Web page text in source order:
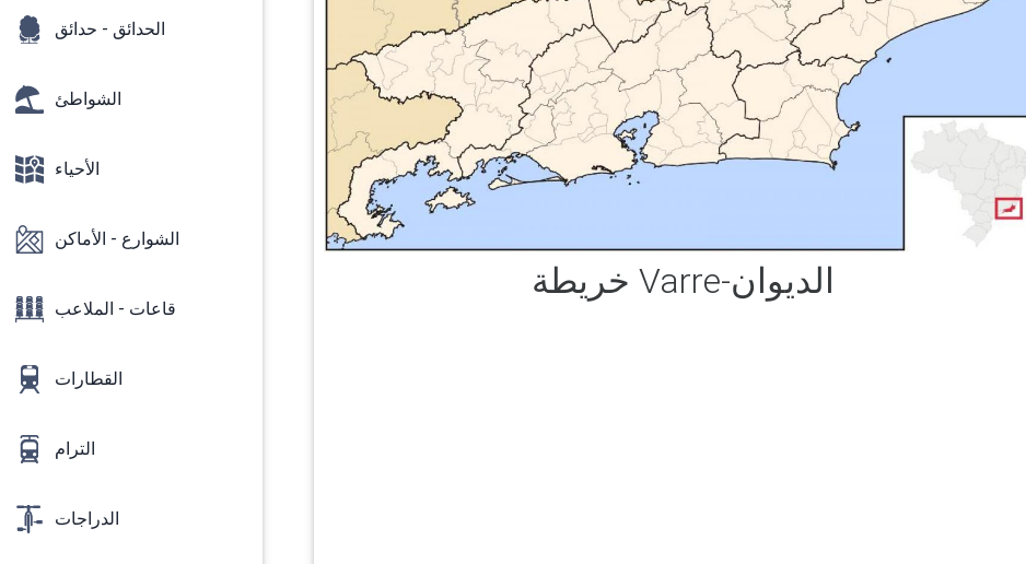
الحدائق - حدائق
الشواطئ
الأحياء
الشوارع - الأماكن
قاعات - الملاعب
القطارات
الترام
الدراجات
خريطة Varre-الديوان